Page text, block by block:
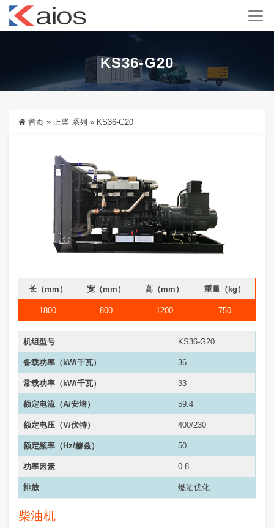
KS36-G20
首页 » 上柴 系列 » KS36-G20
长（mm） 宽（mm） 高（mm） 重量（kg）
1800 800 1200 750
机组型号 KS36-G20
备载功率（kW/千瓦） 36
常载功率（kW/千瓦） 33
额定电流（A/安培） 59.4
额定电压（V/伏特） 400/230
额定频率（Hz/赫兹） 50
功率因素 0.8
排放 燃油优化
柴油机